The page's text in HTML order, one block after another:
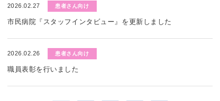
2026.02.27 患者さん向け
市民病院『スタッフインタビュー』を更新しました
2026.02.26 患者さん向け
職員表彰を行いました